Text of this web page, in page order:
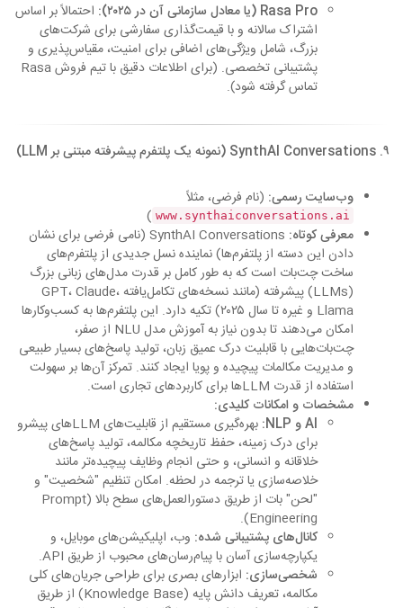
Rasa Pro (یا معادل سازمانی آن در ۲۰۲۵):
احتمالاً بر اساس
اشتراک سالانه و با قیمت‌گذاری سفارشی برای شرکت‌های
بزرگ، شامل ویژگی‌های اضافی برای امنیت، مقیاس‌پذیری و
پشتیبانی تخصصی. (برای اطلاعات دقیق با تیم فروش Rasa
تماس گرفته شود).
۹. SynthAI Conversations (نمونه یک پلتفرم پیشرفته مبتنی بر LLM)
وب‌سایت رسمی: (نام فرضی، مثلاً
www.synthaiconversations.ai
)
معرفی کوتاه:
SynthAI Conversations (نامی فرضی برای نشان
دادن این دسته از پلتفرم‌ها) نماینده نسل جدیدی از پلتفرم‌های
ساخت چت‌بات است که به طور کامل بر قدرت مدل‌های زبانی بزرگ
(LLMs) پیشرفته (مانند نسخه‌های تکامل‌یافته GPT، Claude،
Llama و غیره تا سال ۲۰۲۵) تکیه دارد. این پلتفرم‌ها به کسب‌وکارها
امکان می‌دهند تا بدون نیاز به آموزش مدل NLU از صفر،
چت‌بات‌هایی با قابلیت درک عمیق زبان، تولید پاسخ‌های بسیار طبیعی
و مدیریت مکالمات پیچیده و پویا ایجاد کنند. تمرکز آن‌ها بر سهولت
استفاده از قدرت LLMها برای کاربردهای تجاری است.
مشخصات و امکانات کلیدی:
AI و NLP:
بهره‌گیری مستقیم از قابلیت‌های LLMهای پیشرو
برای درک زمینه، حفظ تاریخچه مکالمه، تولید پاسخ‌های
خلاقانه و انسانی، و حتی انجام وظایف پیچیده‌تر مانند
خلاصه‌سازی یا ترجمه در لحظه. امکان تنظیم "شخصیت" و
"لحن" بات از طریق دستورالعمل‌های سطح بالا (Prompt
Engineering).
کانال‌های پشتیبانی شده: وب، اپلیکیشن‌های موبایل، و
یکپارچه‌سازی آسان با پیام‌رسان‌های محبوب از طریق API.
شخصی‌سازی: ابزارهای بصری برای طراحی جریان‌های کلی
مکالمه، تعریف دانش پایه (Knowledge Base) از طریق